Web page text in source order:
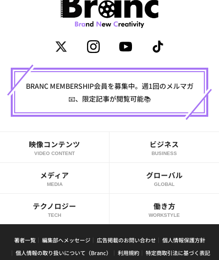
BRANC MEMBERSHIP会員を募集中。週1回のメルマガ
📧、限定記事が閲覧可能📚
映像コンテンツ
VIDEO CONTENT
ビジネス
BUSINESS
メディア
MEDIA
グローバル
GLOBAL
テクノロジー
TECH
働き方
WORKSTYLE
著者一覧 編集部へメッセージ 広告掲載のお問い合わせ
個人情報保護方針
個人情報の取り扱いについて（Branc）
利用規約 特定商取引法に基づく表記